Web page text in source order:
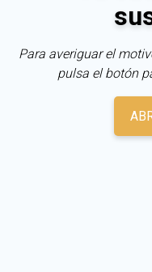
Para averiguar el
pulsa el botón